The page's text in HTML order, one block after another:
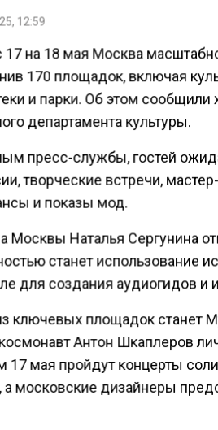
12:59
17 на 18 мая Москва
170 площадок, включая
и парки. Об этом
департамента культуры.
пресс-службы, гостей
творческие встречи,
и показы мод.
Москвы Наталья Сергунина
станет использование
для создания аудиогидов
ключевых площадок станет
Антон Шкаплеров
17 мая пройдут концерты
а московские дизайнеры